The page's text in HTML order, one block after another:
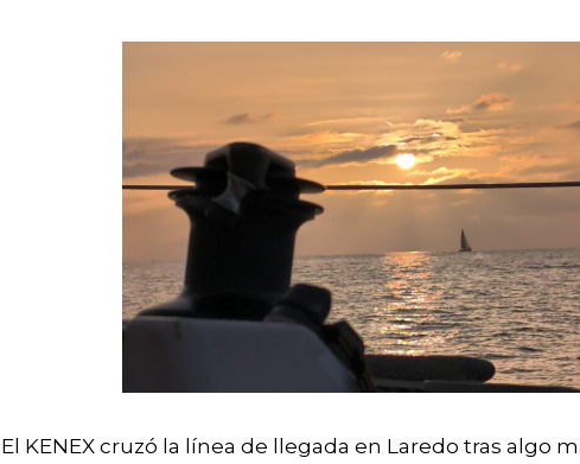
El KENEX cruzó la línea de llegada en Laredo tras algo